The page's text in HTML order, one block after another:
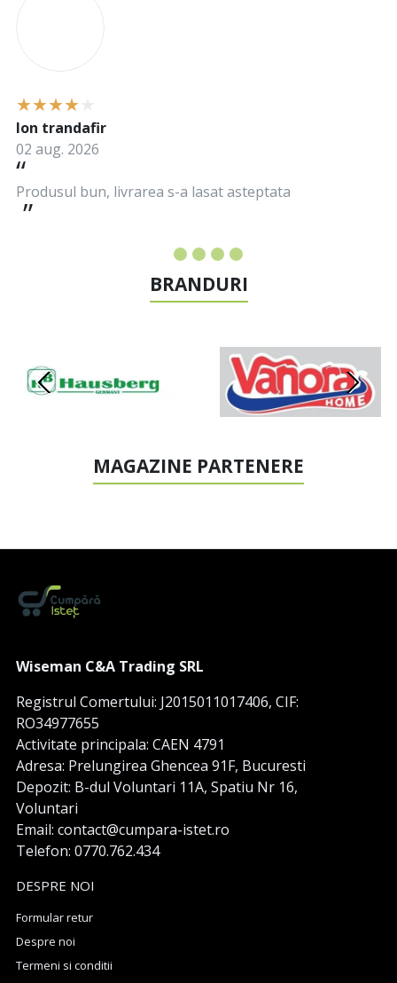
Produsul bun, livrarea s-a lasat asteptata
Ion trandafir
02 aug. 2026
BRANDURI
MAGAZINE PARTENERE
Wiseman C&A Trading SRL
Registrul Comertului: J2015011017406, CIF:
RO34977655
Activitate principala: CAEN 4791
Adresa: Prelungirea Ghencea 91F, Bucuresti
Depozit: B-dul Voluntari 11A, Spatiu Nr 16,
Voluntari
Email: contact@cumpara-istet.ro
Telefon: 0770.762.434
DESPRE NOI
Formular retur
Despre noi
Termeni si conditii